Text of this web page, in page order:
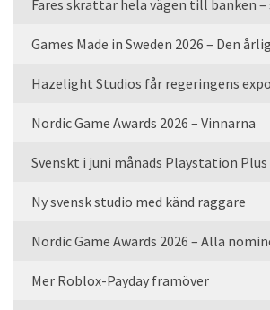
Fares skrattar hela vägen till banken
Hazelight Studios får regeringens
Nordic Game Awards 2026 – Vinnarna
Svenskt i juni månads Playstation Plus
Ny svensk studio med känd raggare
Nordic Game Awards 2026 – Alla
Mer Roblox-Payday framöver